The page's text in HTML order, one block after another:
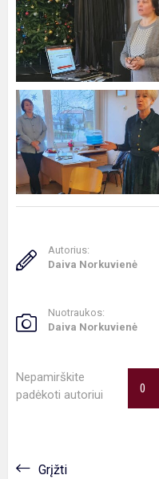
Autorius:
Daiva Norkuvienė
Nuotraukos:
Daiva Norkuvienė
Nepamirškite
padėkoti autoriui
0
Grįžti